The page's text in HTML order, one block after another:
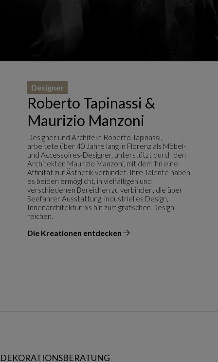
Roberto Tapinassi &
Maurizio Manzoni
Designer
Designer und Architekt Roberto Tapinassi,
arbeitete über 40 Jahre lang in Florenz als Möbel-
und Accessoires-Designer, unterstützt durch den
Architekten Maurizio Manzoni, mit dem ihn eine
Affinität zur Ästhetik verbindet. Ihre Talente haben
es beiden ermöglicht, in vielfältigen und
verschiedenen Bereichen zu verbinden, die über
Seefahrer Ausstattung, industrielles Design,
Innenarchitektur bis hin zum grafischen Design
reichen.
Die Kreationen entdecken
vom Designer
DEKORATIONSBERATUNG